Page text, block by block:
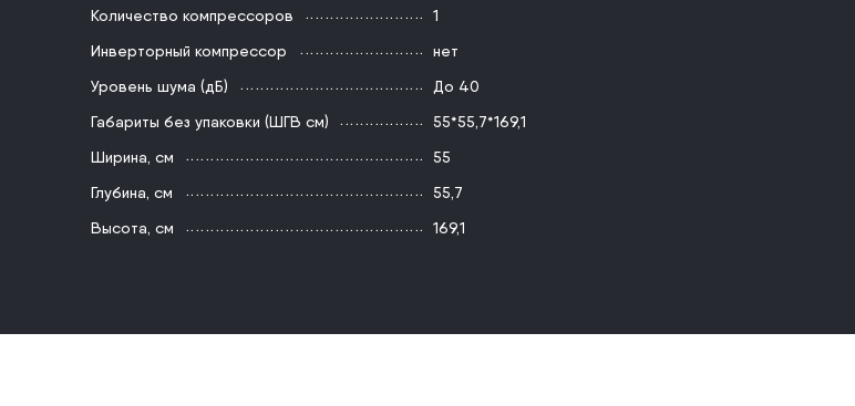
Количество компрессоров
1
Инверторный компрессор
нет
Уровень шума (дБ)
До 40
Габариты без упаковки (ШГВ см)
55*55,7*169,1
Ширина, см
55
Глубина, см
55,7
Высота, см
169,1